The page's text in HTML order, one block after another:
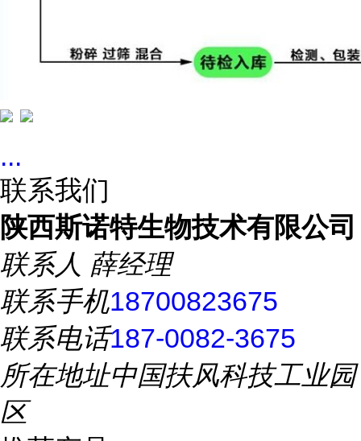
...
联系我们
陕西斯诺特生物技术有限公司
联系人 薛经理
联系手机18700823675
联系电话187-0082-3675
所在地址中国扶风科技工业园
区